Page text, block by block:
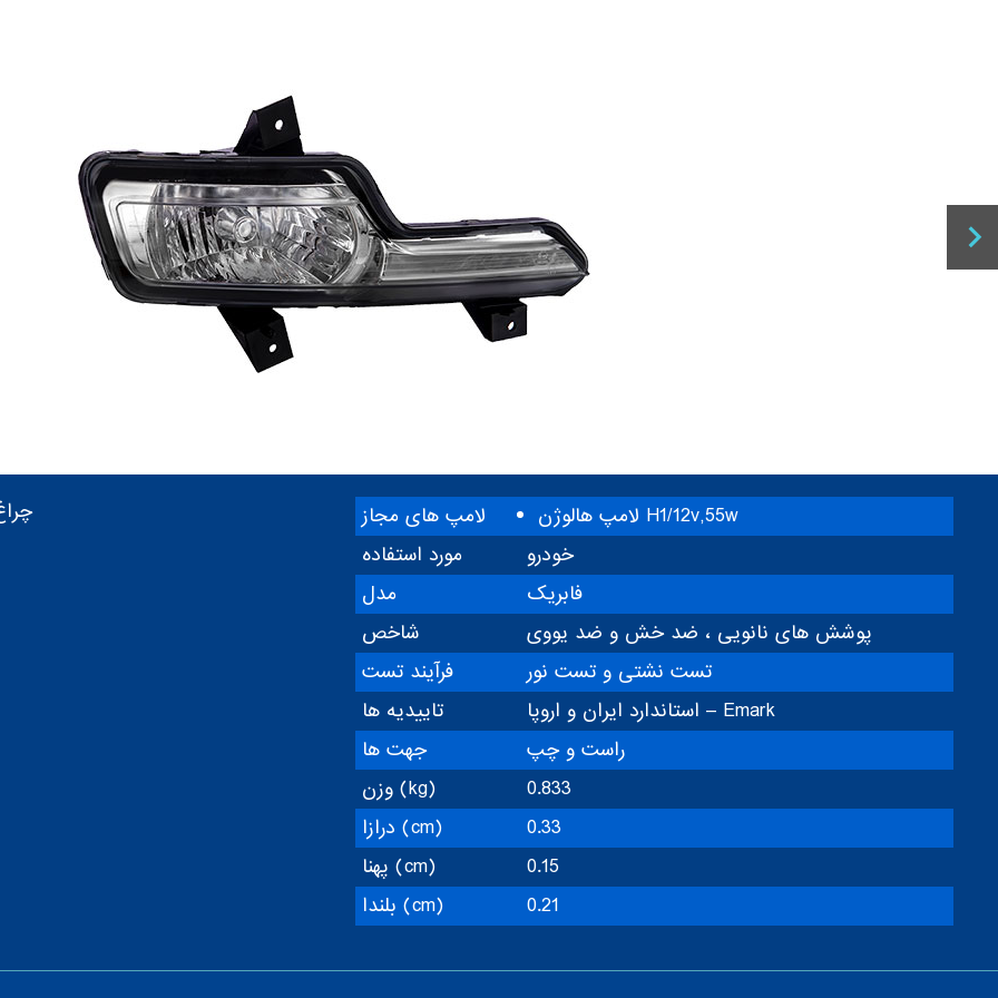
لامپ های مجاز
لامپ هالوژن H1/12v,55w
مورد استفاده
خودرو
مدل
فابریک
شاخص
پوشش های نانویی ، ضد خش و ضد یووی
فرآیند تست
تست نشتی و تست نور
تاییدیه ها
استاندارد ایران و اروپا – Emark
جهت ها
راست و چپ
وزن (kg)
0.833
درازا (cm)
0.33
پهنا (cm)
0.15
بلندا (cm)
0.21